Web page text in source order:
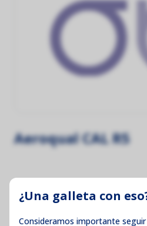
¿Una galleta con
Consideramos importante
Aeroqual CAL R5
Precios no visibles
Inicie sesión para ver los